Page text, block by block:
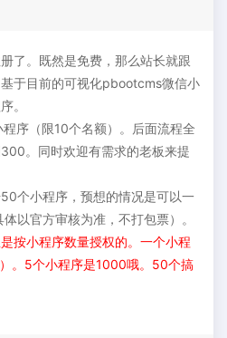
了。既然是免费，那么站长就跟
于目前的可视化pbootcms微信小
。
序（限10个名额）。后面流程全
。同时欢迎有需求的老板来提
个小程序，预想的情况是可以一
以官方审核为准，不打包票）。
按小程序数量授权的。一个小程
。5个小程序是1000哦。50个搞